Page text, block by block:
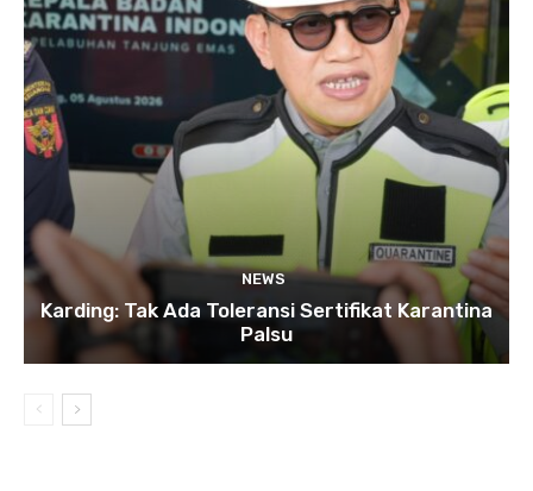
NEWS
Karding: Tak Ada Toleransi Sertifikat Karantina
Palsu